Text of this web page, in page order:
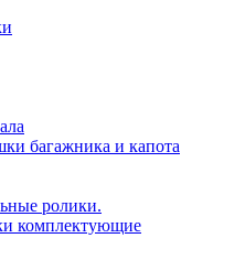
багажника и капота
ролики.
комплектующие